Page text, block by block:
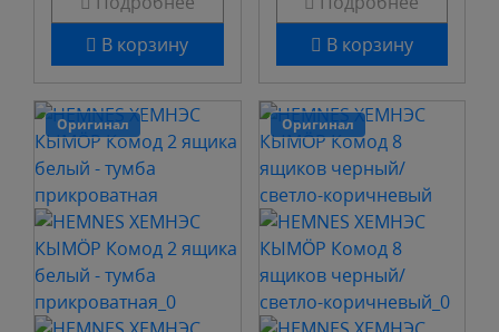
В корзину
В корзину
Оригинал Оригинал